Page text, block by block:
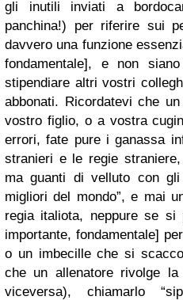
gli inutili inviati a
panchina!) per riferire sui
davvero una funzione
fondamentale], e non
stipendiare altri vostri
abbonati. Ricordatevi che
vostro figlio, o a vostra
errori, fate pure i ganassa
stranieri e le regie
ma guanti di velluto con
migliori del mondo”, e mai
regia italiota, neppure se
importante, fondamentale]
o un imbecille che si
che un allenatore rivolge
viceversa), chiamarlo